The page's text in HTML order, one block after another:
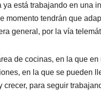
está trabajando en una
momento tendrán que
general, por la vía
de cocinas, en la que en
en la que se pueden
para seguir